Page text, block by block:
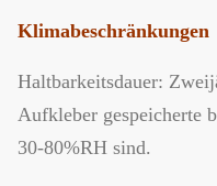
Klimabeschränkungen
Haltbarkeitsdauer:
Aufkleber gespeicherte
30-80%RH sind.